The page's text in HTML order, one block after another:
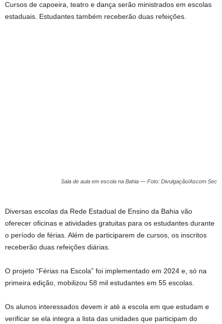
Cursos de capoeira, teatro e dança serão ministrados em escolas
estaduais. Estudantes também receberão duas refeições.
Sala de aula em escola na Bahia — Foto: Divulgação/Ascom Sec
Diversas escolas da Rede Estadual de Ensino da Bahia vão
oferecer oficinas e atividades gratuitas para os estudantes durante
o período de férias. Além de participarem de cursos, os inscritos
receberão duas refeições diárias.
O projeto “Férias na Escola” foi implementado em 2024 e, só na
primeira edição, mobilizou 58 mil estudantes em 55 escolas.
Os alunos interessados devem ir até a escola em que estudam e
verificar se ela integra a lista das unidades que participam do